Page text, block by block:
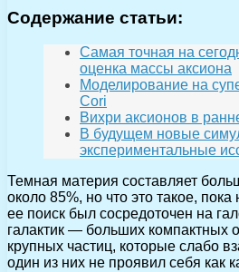
Содержание статьи:
Самая точная на
оценка массы аксиона
Моделирование на
Cori
Вихри аксионов в
В будущем новые
экспериментальные
Темная материя составляет
около 85%, но что это такое,
ее поиск был сосредоточен на
галактик — больших компактных
крупных частиц, которые слабо
один из них не проявил себя как